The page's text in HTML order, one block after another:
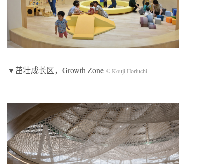
▼茁壮成长区，Growth Zone © Kouji Horiuchi